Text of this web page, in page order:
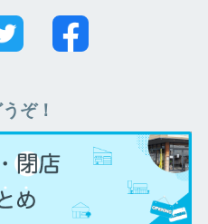
ぞ！